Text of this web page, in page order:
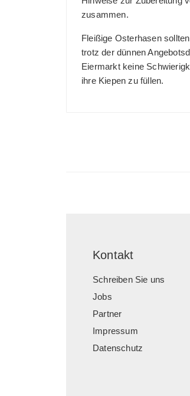
zusammen.
Fleißige Osterhasen
trotz der dünnen
Eiermarkt keine
ihre Kiepen zu füllen.
Kontakt
Schreiben Sie uns
Jobs
Partner
Impressum
Datenschutz